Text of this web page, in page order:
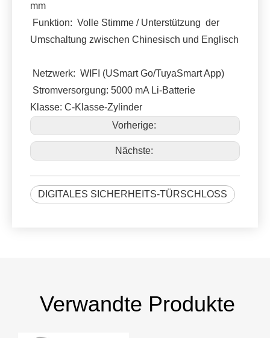
mm
Funktion: Volle Stimme / Unterstützung der
Umschaltung zwischen Chinesisch und Englisch
Netzwerk: WIFI (USmart Go/TuyaSmart App)
Stromversorgung: 5000 mA Li-Batterie
Klasse: C-Klasse-Zylinder
Vorherige:
Nächste:
DIGITALES SICHERHEITS-TÜRSCHLOSS
Verwandte Produkte